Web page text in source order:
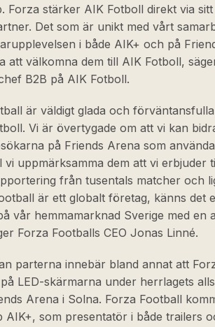
Forza stärker AIK Fotboll direkt via
Det som är unikt med vårt
i både AIK+ och på
att välkomna dem till AIK Fotboll,
B2B på AIK Fotboll.
är väldigt glada och
Vi är övertygade om att vi kan
på Friends Arena som
vi uppmärksamma dem att vi erbjuder
från tusentals matcher och
är ett globalt företag, känns det
vår hemmamarknad Sverige med en
Forza Footballs CEO Jonas Linné.
parterna innebär bland annat att
LED-skärmarna under herrlagets
Arena i Solna. Forza Football
AIK+, som presentatör i både trailers